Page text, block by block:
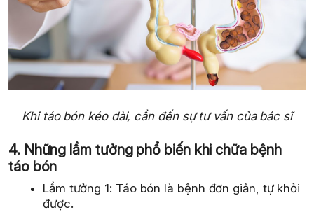
Khi táo bón kéo dài, cần đến sự tư vấn của bác sĩ
4. Những lầm tưởng phổ biến khi chữa bệnh
táo bón
Lầm tưởng 1: Táo bón là bệnh đơn giản, tự khỏi
được.